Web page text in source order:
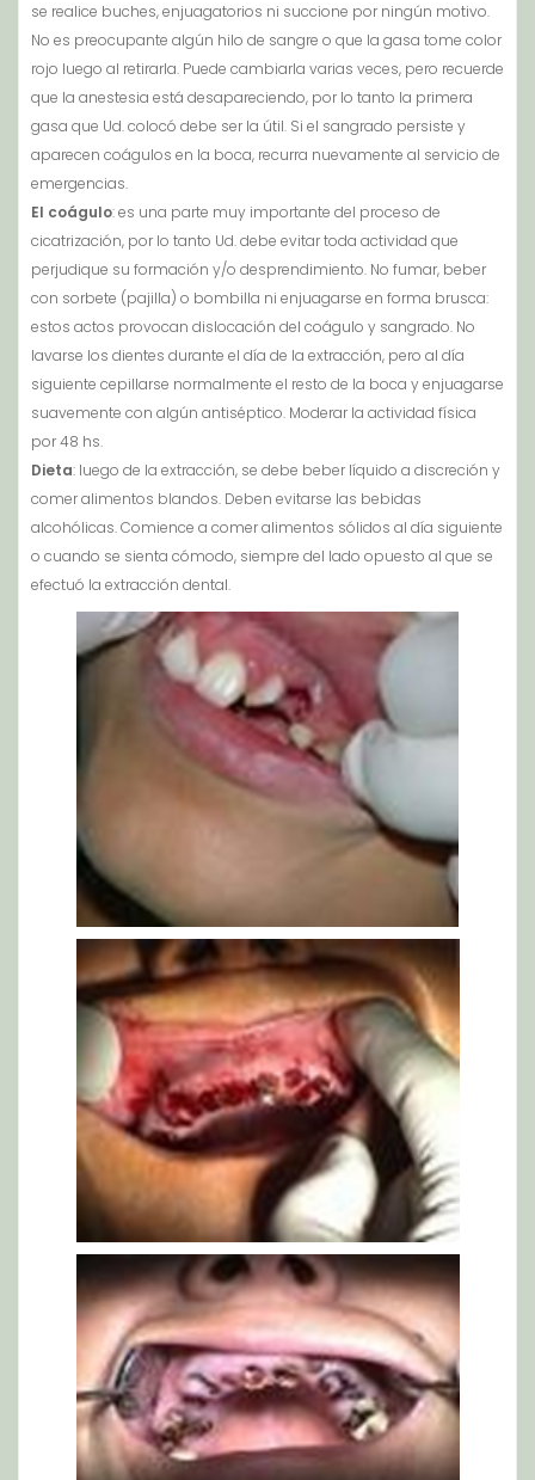
se realice buches, enjuagatorios ni succione por ningún motivo.
No es preocupante algún hilo de sangre o que la gasa tome color
rojo luego al retirarla. Puede cambiarla varias veces, pero recuerde
que la anestesia está desapareciendo, por lo tanto la primera
gasa que Ud. colocó debe ser la útil. Si el sangrado persiste y
aparecen coágulos en la boca, recurra nuevamente al servicio de
emergencias.
El coágulo: es una parte muy importante del proceso de
cicatrización, por lo tanto Ud. debe evitar toda actividad que
perjudique su formación y/o desprendimiento. No fumar, beber
con sorbete (pajilla) o bombilla ni enjuagarse en forma brusca:
estos actos provocan dislocación del coágulo y sangrado. No
lavarse los dientes durante el día de la extracción, pero al día
siguiente cepillarse normalmente el resto de la boca y enjuagarse
suavemente con algún antiséptico. Moderar la actividad física
por 48 hs.
Dieta: luego de la extracción, se debe beber líquido a discreción y
comer alimentos blandos. Deben evitarse las bebidas
alcohólicas. Comience a comer alimentos sólidos al día siguiente
o cuando se sienta cómodo, siempre del lado opuesto al que se
efectuó la extracción dental.